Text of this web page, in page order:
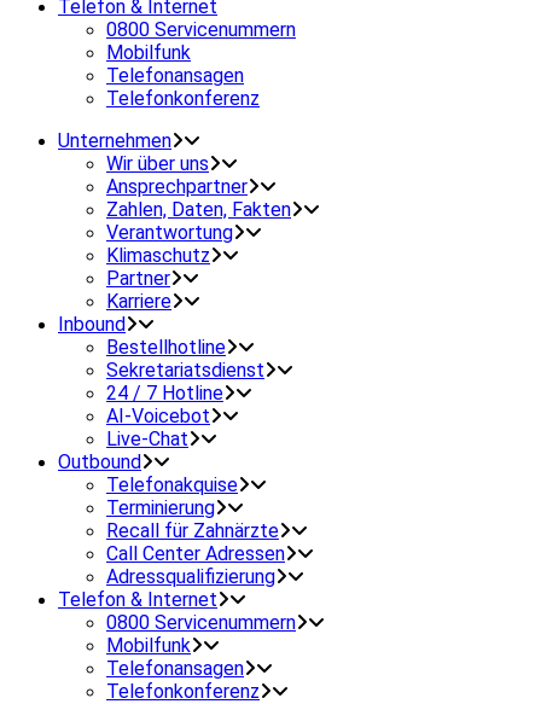
Telefon & Internet
0800 Servicenummern
Mobilfunk
Telefonansagen
Telefonkonferenz
Unternehmen
Wir über uns
Ansprechpartner
Zahlen, Daten, Fakten
Verantwortung
Klimaschutz
Partner
Karriere
Inbound
Bestellhotline
Sekretariatsdienst
24 / 7 Hotline
AI-Voicebot
Live-Chat
Outbound
Telefonakquise
Terminierung
Recall für Zahnärzte
Call Center Adressen
Adressqualifizierung
Telefon & Internet
0800 Servicenummern
Mobilfunk
Telefonansagen
Telefonkonferenz